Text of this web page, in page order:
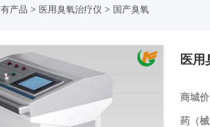
产品 > 医用臭氧治疗仪 > 国产臭氧
医用
商城
药（